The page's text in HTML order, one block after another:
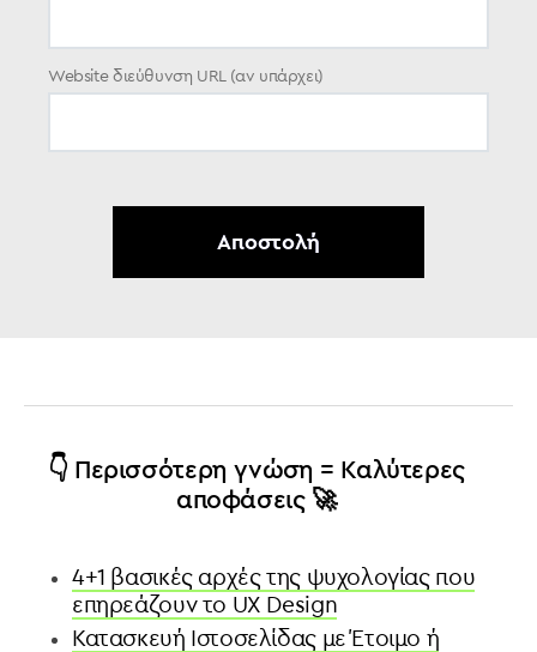
Website διεύθυνση URL (αν υπάρχει)
👇 Περισσότερη γνώση = Καλύτερες
αποφάσεις 🚀
4+1 βασικές αρχές της ψυχολογίας που
επηρεάζουν το UX Design
Κατασκευή Ιστοσελίδας με Έτοιμο ή